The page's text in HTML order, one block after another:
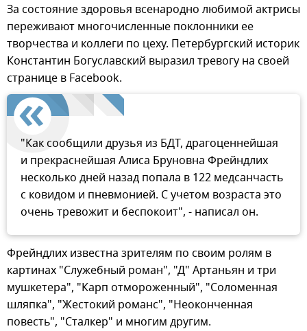
За состояние здоровья всенародно любимой актрисы
переживают многочисленные поклонники ее
творчества и коллеги по цеху. Петербургский историк
Константин Богуславский выразил тревогу на своей
странице в Facebook.
"Как сообщили друзья из БДТ, драгоценнейшая
и прекраснейшая Алиса Бруновна Фрейндлих
несколько дней назад попала в 122 медсанчасть
с ковидом и пневмонией. С учетом возраста это
очень тревожит и беспокоит", - написал он.
Фрейндлих известна зрителям по своим ролям в
картинах "Служебный роман", "Д" Артаньян и три
мушкетера", "Карп отмороженный", "Соломенная
шляпка", "Жестокий романс", "Неоконченная
повесть", "Сталкер" и многим другим.